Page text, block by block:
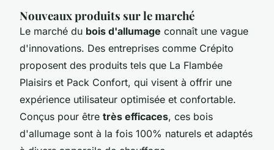
Nouveaux produits sur le marché
Le marché du bois d'allumage connaît une vague
d'innovations. Des entreprises comme Crépito
proposent des produits tels que La Flambée
Plaisirs et Pack Confort, qui visent à offrir une
expérience utilisateur optimisée et confortable.
Conçus pour être très efficaces, ces bois
d'allumage sont à la fois 100% naturels et adaptés